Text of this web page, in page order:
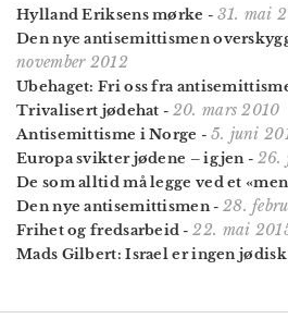
Hylland Eriksens mørke - 31. mai
Den nye antisemittismen
november 2012
Ubehaget: Fri oss fra
Trivalisert jødehat - 20. mars 2010
Antisemittisme i Norge - 5. juni
Europa svikter jødene – igjen- 26.
De som alltid må legge ved et
Den nye antisemittismen- 28.
Frihet og fredsarbeid -22. mai
Mads Gilbert: Israel er ingen jødisk